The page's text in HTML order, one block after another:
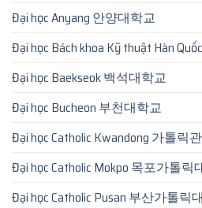
Đại học Anyang 안양대학교
Đại học Bách khoa Kỹ thuật Hàn
Đại học Baekseok 백석대학교
Đại học Bucheon 부천대학교
Đại học Catholic Kwandong 가톨릭
Đại học Catholic Mokpo 목포가톨릭
Đại học Catholic Pusan 부산가톨릭